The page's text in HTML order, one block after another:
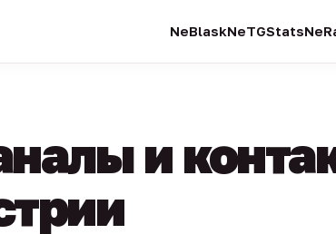
NeBlaskNeTGStats
и